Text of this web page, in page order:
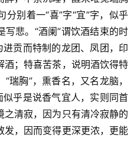
别着一“喜”字“宜”字，似乎
悲。“酒阑”谓饮酒结束的时
进贡而特制的龙团、凤团，印
；特喜苦茶，说明酒饮得特
瑞胸”，熏香名，又名龙脑，
似乎是说香气宜人，实则同首
清寂，因为只有清冷寂静的
，因而变得更深更浓，更能